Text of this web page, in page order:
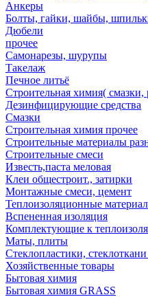
Анкеры
Болты, гайки, шайбы,
Дюбели
прочее
Самонарезы, шурупы
Такелаж
Печное литьё
Строительная химия( смазки,
Дезинфицирующие средства
Смазки
Строительная химия прочее
Строительные материалы
Строительные смеси
Известь,паста меловая
Клеи общестроит., затирки
Монтажные смеси, цемент
Теплоизоляционные
Вспененная изоляция
Комплектующие к
Маты, плиты
Стеклопластики,
Хозяйственные товары
Бытовая химия
Бытовая химия GRASS